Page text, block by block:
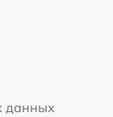
данных